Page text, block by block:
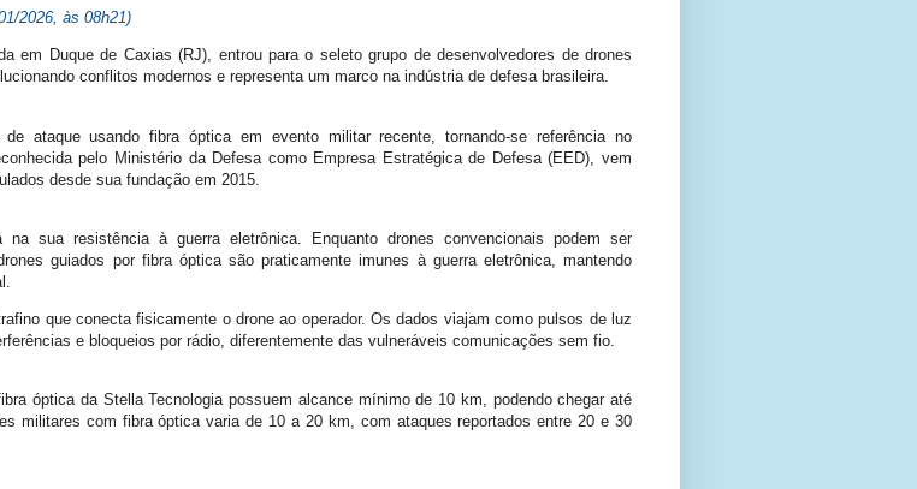
2026, às 08h21)
em Duque de Caxias (RJ), entrou para o seleto grupo de desenvolvedores de drones
conflitos modernos e representa um marco na indústria de defesa brasileira.
ataque usando fibra óptica em evento militar recente, tornando-se referência no
pelo Ministério da Defesa como Empresa Estratégica de Defesa (EED), vem
desde sua fundação em 2015.
sua resistência à guerra eletrônica. Enquanto drones convencionais podem ser
guiados por fibra óptica são praticamente imunes à guerra eletrônica, mantendo
que conecta fisicamente o drone ao operador. Os dados viajam como pulsos de luz
e bloqueios por rádio, diferentemente das vulneráveis comunicações sem fio.
óptica da Stella Tecnologia possuem alcance mínimo de 10 km, podendo chegar até
militares com fibra óptica varia de 10 a 20 km, com ataques reportados entre 20 e 30